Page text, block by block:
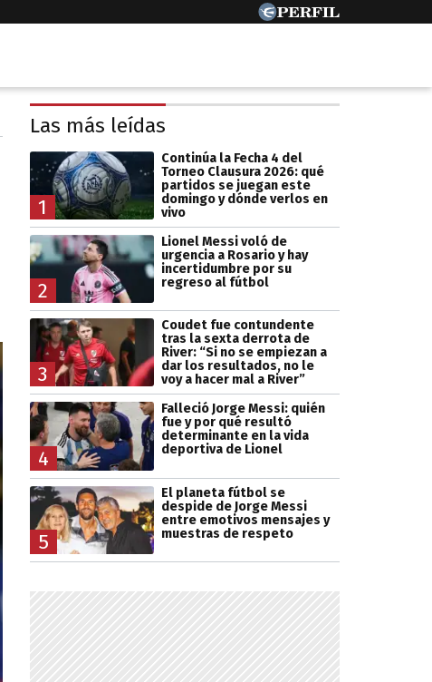
Las más leídas
1
Continúa la Fecha 4 del
Torneo Clausura 2026: qué
partidos se juegan este
domingo y dónde verlos en
vivo
2
Lionel Messi voló de
urgencia a Rosario y hay
incertidumbre por su
regreso al fútbol
3
Coudet fue contundente
tras la sexta derrota de
River: “Si no se empiezan a
dar los resultados, no le
voy a hacer mal a River”
4
Falleció Jorge Messi: quién
fue y por qué resultó
determinante en la vida
deportiva de Lionel
5
El planeta fútbol se
despide de Jorge Messi
entre emotivos mensajes y
muestras de respeto